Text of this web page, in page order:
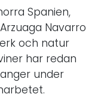
Spanien,
Navarro
och natur
har redan
under